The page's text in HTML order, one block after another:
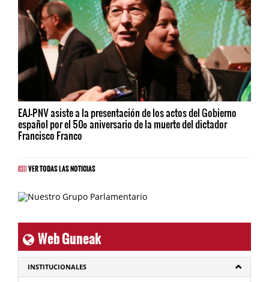
EAJ-PNV asiste a la presentación de los actos del Gobierno
español por el 50º aniversario de la muerte del dictador
Francisco Franco
VER TODAS LAS NOTICIAS
Web Guneak
INSTITUCIONALES